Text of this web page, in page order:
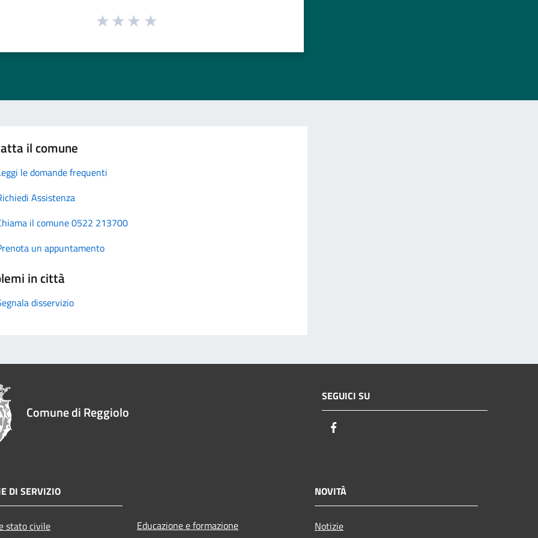
il comune
le domande frequenti
Assistenza
il comune 0522 213700
un appuntamento
in città
disservizio
Comune di Reggiolo
SEGUICI SU
DI SERVIZIO
stato civile Educazione e formazione
NOVITÀ
Notizie